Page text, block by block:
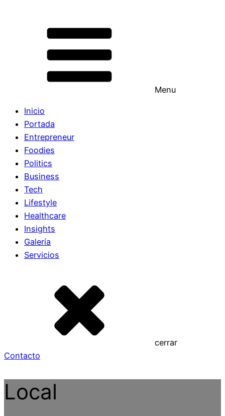
Menu
Inicio
Portada
Entrepreneur
Foodies
Politics
Business
Tech
Lifestyle
Healthcare
Insights
Galería
Servicios
cerrar
Contacto
Local